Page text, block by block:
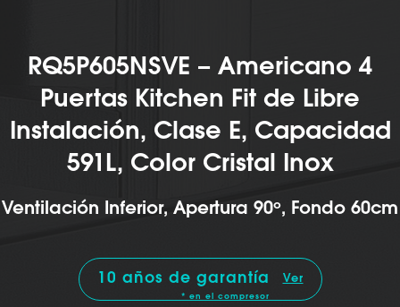
RQ5P605NSVE – Americano 4
Puertas Kitchen Fit de Libre
Instalación, Clase E, Capacidad
591L, Color Cristal Inox
10 años de garantía
* en el compresor
Ver
Ventilación Inferior, Apertura 90º, Fondo 60cm